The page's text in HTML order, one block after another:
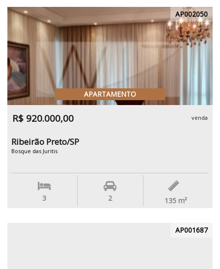
AP002050
APARTAMENTO
R$ 920.000,00 venda
Ribeirão Preto/SP
Bosque das Juritis
3 2 135 m²
AP001687